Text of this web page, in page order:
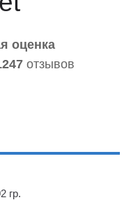
оценка
отзывов
гр.